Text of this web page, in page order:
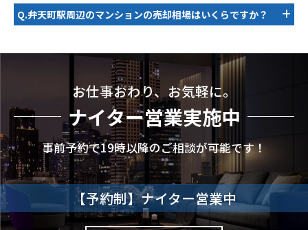
Q.弁天町駅周辺のマンションの売却相場はいくらですか？
お仕事おわり、お気軽に。
ナイター営業実施中
事前予約で19時以降のご相談が可能です！
【予約制】ナイター営業中